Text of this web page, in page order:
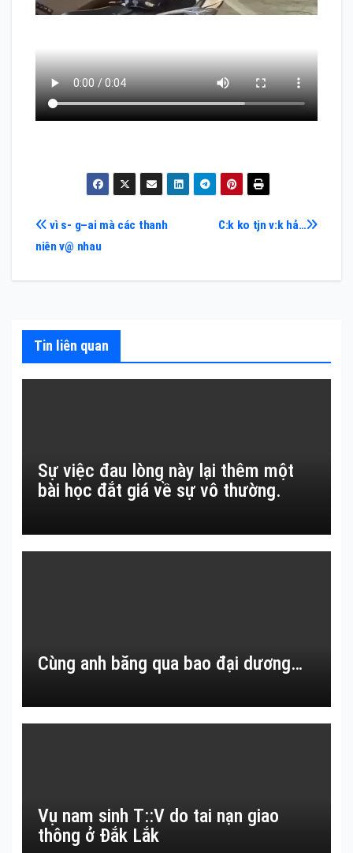
Điều
hướng
viết
C:k ko tjn v:k hả…
vì s- g–ai mà các thanh
niên v@ nhau
Tin liên quan
Sự việc đau lòng này lại thêm một
bài học đắt giá về sự vô thường.
Cùng anh băng qua bao đại dương…
Vụ nam sinh T::V do tai nạn giao
thông ở Đắk Lắk